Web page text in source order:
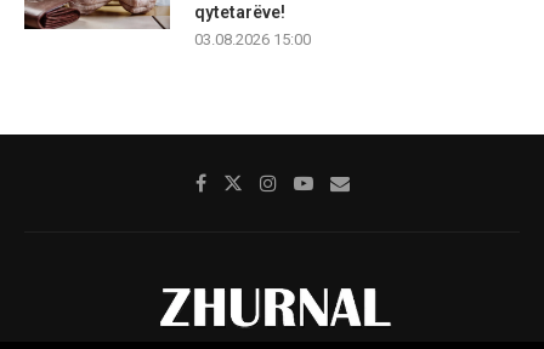
qytetarëve!
03.08.2026 15:00